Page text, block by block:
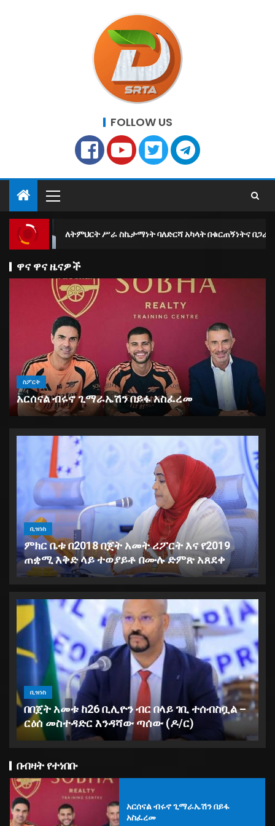
FOLLOW US
ለትምህርት ሥራ ስኬታማነት ባለድርሻ አካላት በቁርጠኝነትና በጋራ መስራት እንዳለባቸው
ዋና ዋና ዜናዎች
ዜና
ለትምህርት ሥራ ስኬታማነት ባለድርሻ አካላት
በቁርጠኝነትና በጋራ መስራት እንዳለባቸው
ቢዝነስ
ምክር ቤቱ በ2018 በጀት አመት ሪፖርት እና የ2019
ጠቋሚ እቅድ ላይ ተወያይቶ በሙሉ ድምጽ አጸደቀ
ቢዝነስ
በበጀት አመቱ ከ26 ቢሊዮን ብር በላይ ገቢ ተሰብስቧል –
ርዕሰ መስተዳድር እንዳሻው ጣሰው (ዶ/ር)
በብዛት የተነበቡ
5
የማዕከላዊ ኢትዮጵያ ክልል ህዝብ
ተወካዮች ምክር ቤት ለ2019 በጀት ዓመት
67 ቢሊየን ብር በጀት አጸደቀ
1